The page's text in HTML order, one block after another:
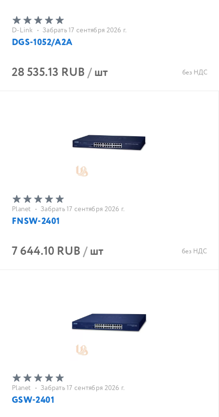
D-Link • Забрать 17 сентября 2026 г.
DGS-1052/A2A
28 535.13 RUB/шт без НДС
Planet • Забрать 17 сентября 2026 г.
FNSW-2401
7 644.10 RUB/шт без НДС
Planet • Забрать 17 сентября 2026 г.
GSW-2401